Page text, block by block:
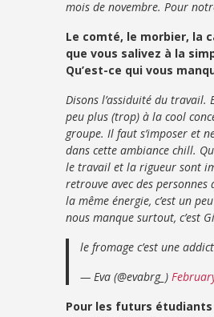
mois de novembre. Pour
Le comté, le morbier, la
que vous salivez à la
Qu’est-ce qui vous
Disons l’assiduité du travail.
peu plus (trop) à la cool
groupe. Il faut s’imposer et
dans cette ambiance chill.
le travail et la rigueur sont
retrouve avec des personnes
la même énergie, c’est un
nous manque surtout, c’est
le fromage c’est une
— Eva (@evabrg_)
Pour les futurs étudiants